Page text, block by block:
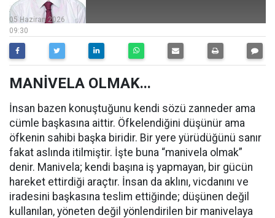
09:30
05 Haziran 2026
MANİVELA OLMAK...
İnsan bazen konuştuğunu kendi sözü zanneder ama
cümle başkasına aittir. Öfkelendiğini düşünür ama
öfkenin sahibi başka biridir. Bir yere yürüdüğünü sanır
fakat aslında itilmiştir. İşte buna “manivela olmak”
denir. Manivela; kendi başına iş yapmayan, bir gücün
hareket ettirdiği araçtır. İnsan da aklını, vicdanını ve
iradesini başkasına teslim ettiğinde; düşünen değil
kullanılan, yöneten değil yönlendirilen bir manivelaya